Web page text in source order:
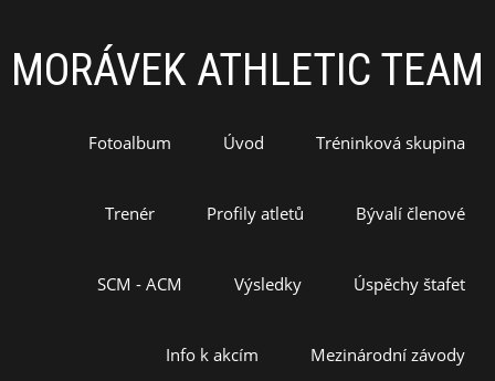
MORÁVEK ATHLETIC TEAM
Fotoalbum Úvod Tréninková skupina
Trenér Profily atletů Bývalí členové
SCM - ACM Výsledky Úspěchy štafet
Info k akcím Mezinárodní závody